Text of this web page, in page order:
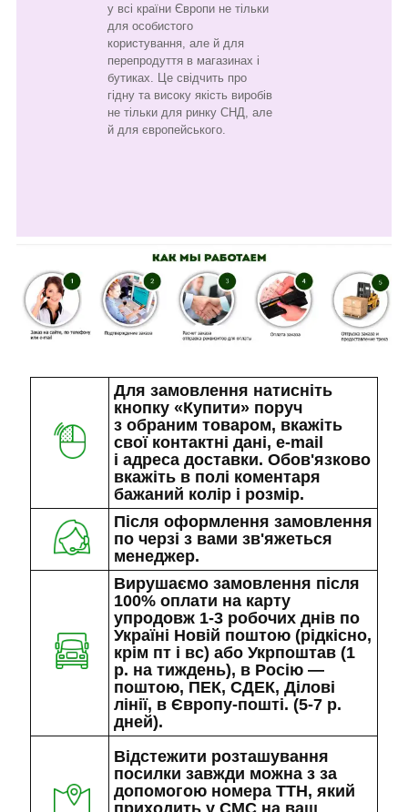
у всі країни Європи не тільки
для особистого
користування, але й для
перепродуття в магазинах і
бутиках. Це свідчить про
гідну та високу якість виробів
не тільки для ринку СНД, але
й для європейського.
Для замовлення натисніть
кнопку «Купити» поруч
з обраним товаром, вкажіть
свої контактні дані, e-mail
і адреса доставки. Обов'язково
вкажіть в полі коментаря
бажаний колір і розмір.
Після оформлення замовлення
по черзі з вами зв'яжеться
менеджер.
Вирушаємо замовлення після
100% оплати на карту
упродовж 1-3 робочих днів по
Україні Новій поштою (рідкісно,
крім пт і вс) або Укрпоштав (1
р. на тиждень), в Росію —
поштою, ПЕК, СДЕК, Ділові
лінії, в Європу-пошті. (5-7 р.
дней).
Відстежити розташування
посилки завжди можна з за
допомогою номера ТТН, який